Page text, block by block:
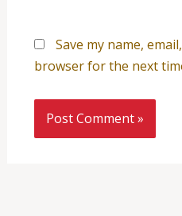
Save my name,
browser for the next